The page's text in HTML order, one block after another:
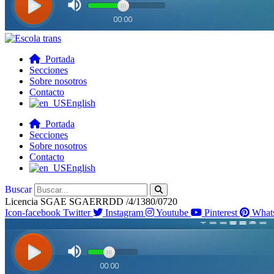
Portada
Secciones
Sobre nosotros
Contacto
English
Portada
Secciones
Sobre nosotros
Contacto
English
Buscar
Licencia SGAE SGAERRDD /4/1380/0720
Icon-facebook Twitter Instagram Youtube Pinterest